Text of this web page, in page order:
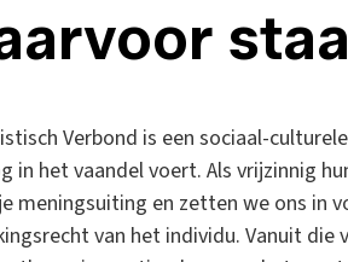
Verbond is een sociaal-
in het vaandel voert. Als vrijzinnig
meningsuiting en zetten we ons in
van het individu. Vanuit die